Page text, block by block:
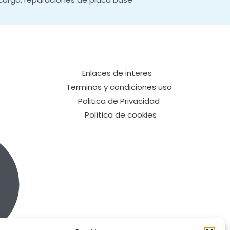
Enlaces de interes
Terminos y condiciones uso
Politica de Privacidad
Política de cookies